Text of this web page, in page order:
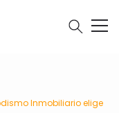
Inmobiliario elige